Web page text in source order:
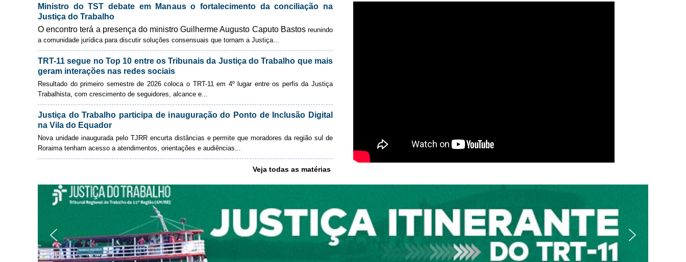
Ministro do TST debate em Manaus o fortalecimento da conciliação na
Justiça do Trabalho
O encontro terá a presença do ministro Guilherme Augusto Caputo Bastosreunindo
a comunidade jurídica para discutir soluções consensuais que tornam a Justiça
TRT-11 segue no Top 10 entre os Tribunais da Justiça do Trabalho que mais
geram interações nas redes sociais
Resultado do primeiro semestre de 2026 coloca o TRT-11 em 4º lugar entre os perfis da Justiça
Trabalhista, com crescimento de seguidores, alcance e
Justiça do Trabalho participa de inauguração do Ponto de Inclusão Digital
na Vila do Equador
Nova unidade inaugurada pelo TJRR encurta distâncias e permite que moradores da região sul de
Roraima tenham acesso a atendimentos, orientações e audiências
Veja todas as matérias